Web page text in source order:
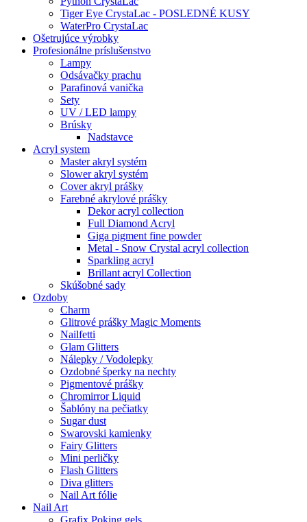
Tiger Eye CrystaLac - POSLEDNÉ KUSY
WaterPro CrystaLac
Ošetrujúce výrobky
Profesionálne príslušenstvo
Lampy
Odsávačky prachu
Parafinová vanička
Sety
UV / LED lampy
Brúsky
Nadstavce
Acryl system
Master akryl systém
Slower akryl systém
Cover akryl prášky
Farebné akrylové prášky
Dekor acryl collection
Full Diamond Acryl
Giga pigment fine powder
Metal - Snow Crystal acryl collection
Sparkling acryl
Brillant acryl Collection
Skúšobné sady
Ozdoby
Charm
Glitrové prášky Magic Moments
Nailfetti
Glam Glitters
Nálepky / Vodolepky
Ozdobné šperky na nechty
Pigmentové prášky
Chromirror Liquid
Šablóny na pečiatky
Sugar dust
Swarovski kamienky
Fairy Glitters
Mini perličky
Flash Glitters
Diva glitters
Nail Art fólie
Nail Art
Grafix Poking gels